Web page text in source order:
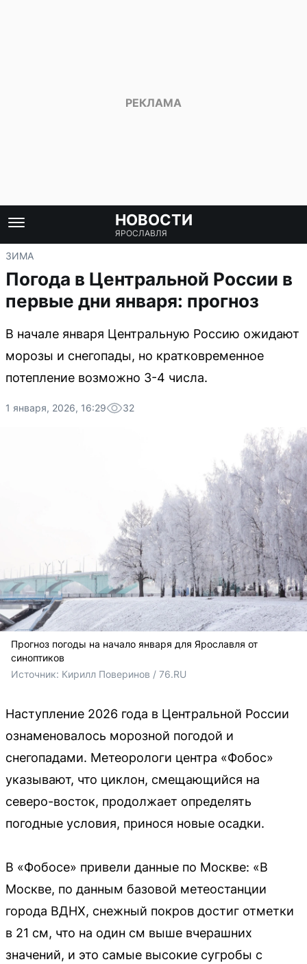
НОВОСТИ
ЯРОСЛАВЛЯ
ЗИМА
Погода в Центральной России в
первые дни января: прогноз
В начале января Центральную Россию ожидают
морозы и снегопады, но кратковременное
потепление возможно 3-4 числа.
1 января, 2026, 16:29 32
Прогноз погоды на начало января для Ярославля от
синоптиков
Источник: Кирилл Поверинов / 76.RU
Наступление 2026 года в Центральной России
ознаменовалось морозной погодой и
снегопадами. Метеорологи центра «Фобос»
указывают, что циклон, смещающийся на
северо-восток, продолжает определять
погодные условия, принося новые осадки.
В «Фобосе» привели данные по Москве: «В
Москве, по данным базовой метеостанции
города ВДНХ, снежный покров достиг отметки
в 21 см, что на один см выше вчерашних
значений, и это самые высокие сугробы с